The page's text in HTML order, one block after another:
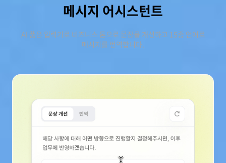
메시지 어시스턴트
AI 품은 입력기로 비즈니스 톤으로 문장을 개선하고 15종 언어로
메시지를 번역합니다.